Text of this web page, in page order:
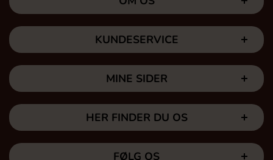
KUNDESERVICE
MINE SIDER
HER FINDER DU OS
FØLG OS